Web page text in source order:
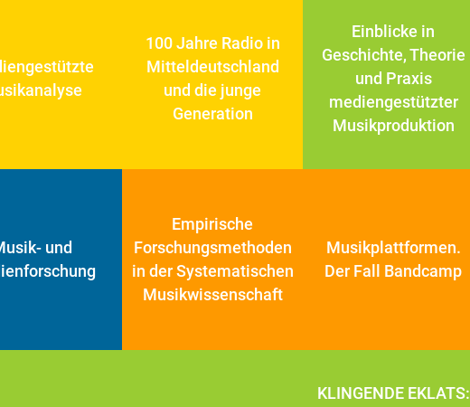
100 Jahre Radio in
Mitteldeutschland
und die junge
Generation
Einblicke in
Geschichte, Theorie
und Praxis
mediengestützter
Musikproduktion
und
Empirische
Forschungsmethoden
in der Systematischen
Musikwissenschaft
Musikplattformen.
Der Fall Bandcamp
KLINGENDE EKLATS: